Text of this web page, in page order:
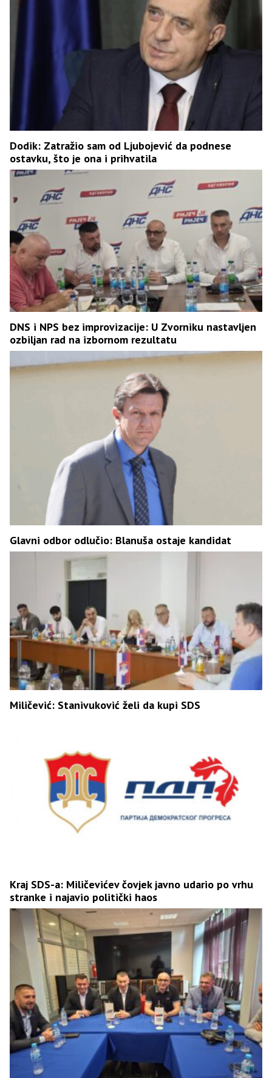
Dodik: Zatražio sam od Ljubojević da podnese
ostavku, što je ona i prihvatila
DNS i NPS bez improvizacije: U Zvorniku nastavljen
ozbiljan rad na izbornom rezultatu
Glavni odbor odlučio: Blanuša ostaje kandidat
Miličević: Stanivuković želi da kupi SDS
Kraj SDS-a: Miličevićev čovjek javno udario po vrhu
stranke i najavio politički haos